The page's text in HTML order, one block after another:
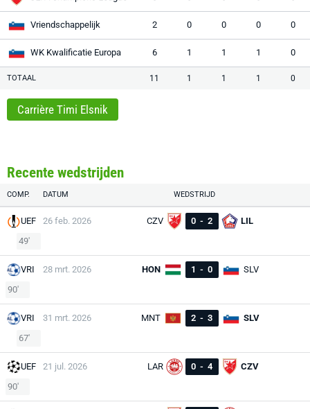
Vriendschappelijk 2 0 0 0 0
WK Kwalificatie Europa 6 1 1 1 0
TOTAAL 11 1 1 1 0
Carrière Timi Elsnik
Recente wedstrijden
COMP. DATUM WEDSTRIJD
UEF 26 feb. 2026 CZV 0 - 2
LIL
49'
VRI 28 mrt. 2026 HON 1 - 0
SLV
90'
VRI 31 mrt. 2026 MNT 2 - 3
SLV
67'
UEF 21 jul. 2026 LAR 0 - 4
CZV
90'